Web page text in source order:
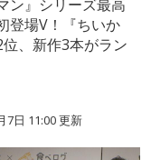
ン』シリーズ最高
登場V！『ちいか
、新作3本がラン
7日 11:00更新